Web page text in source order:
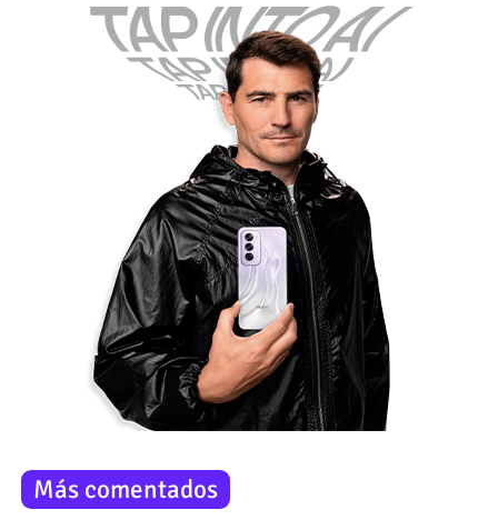
Más comentados